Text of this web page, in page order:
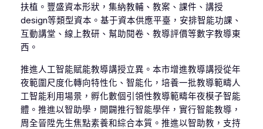
扶植。豐盛資本形狀，集納教輔、教案、課件、講授
design等類型資本。基于資本供應平臺，安排智能功課、
互動講堂、線上教研、幫助閱卷、教導評價等數字教導東
西。
推進人工智能賦能教導講授立異。本市增進教導講授從年
夜範圍尺度化轉向特性化、智能化，培養一批教導範疇人
工智能利用場景，孵化數個引領性教導範疇年夜模子智能
體。推進以智助學，開闢推行智能學伴，實行智能教導，
周全晉陞先生焦點素養和綜合本質。推進以智助教，支持